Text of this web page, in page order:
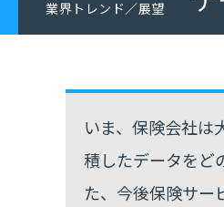
業界トレンド／展望
いま、保険会社は
積したデータをど
た、今後保険サー